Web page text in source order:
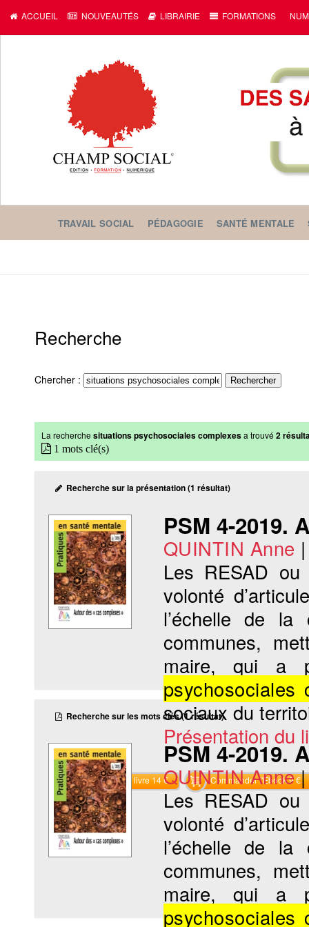
ACCUEIL NOUVEAUTÉS LIBRAIRIE FORMATIONS
TRAVAIL SOCIAL PÉDAGOGIE SANTÉ MENTALE
Recherche
Chercher :
La recherchesituations psychosociales complexesa trouvé2
1 mots clé(s)
Recherche sur la présentation (1 résultat)
PSM 4-2019.
QUINTIN Anne
Les RESAD
volonté
l’échelle de la
communes,
maire, qui a
psychosociales
sociaux du
Présentation du
Commander le livre 14 € Commander l'Ebook 9 €
Recherche sur les mots clés (1 résultat)
PSM 4-2019.
QUINTIN Anne
Les RESAD
volonté
l’échelle de la
communes,
maire, qui a
psychosociales